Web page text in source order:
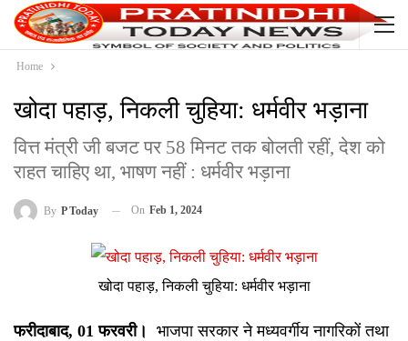
Home
खोदा पहाड़, निकली चुहिया: धर्मवीर भड़ाना
वित्त मंत्री जी बजट पर 58 मिनट तक बोलती रहीं, देश को
राहत चाहिए था, भाषण नहीं : धर्मवीर भड़ाना
By P Today On Feb 1, 2024
खोदा पहाड़, निकली चुहिया: धर्मवीर भड़ाना
फरीदाबाद, 01 फरवरी।
भाजपा सरकार ने मध्यवर्गीय नागरिकों तथा